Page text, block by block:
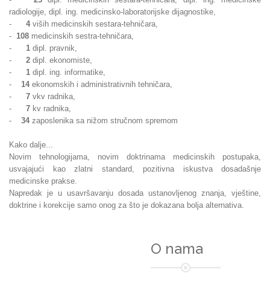
radiologije, dipl. ing. medicinsko-laboratorijske dijagnostike,
- 4 viših medicinskih sestara-tehničara,
- 108 medicinskih sestra-tehničara,
- 1 dipl. pravnik,
- 2 dipl. ekonomiste,
- 1 dipl. ing. informatike,
- 14 ekonomskih i administrativnih tehničara,
- 7 vkv radnika,
- 7 kv radnika,
- 34 zaposlenika sa nižom stručnom spremom
Kako dalje...
Novim tehnologijama, novim doktrinama medicinskih postupaka,
usvajajući kao zlatni standard, pozitivna iskustva dosadašnje
medicinske prakse.
Napredak je u usavršavanju dosada ustanovljenog znanja, vještine,
doktrine i korekcije samo onog za što je dokazana bolja alternativa.
O nama